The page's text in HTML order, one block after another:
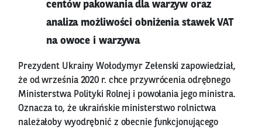
centów pakowania dla warzyw oraz
analiza możliwości obniżenia stawek VAT
na owoce i warzywa
Prezydent Ukrainy Wołodymyr Zełenski zapowiedział,
że od września 2020 r. chce przywrócenia odrębnego
Ministerstwa Polityki Rolnej i powołania jego ministra.
Oznacza to, że ukraińskie ministerstwo rolnictwa
należałoby wyodrębnić z obecnie funkcjonującego